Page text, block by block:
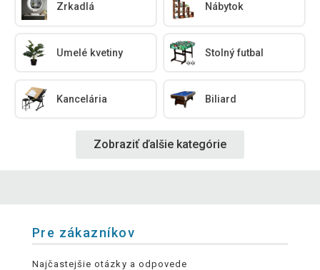
Zrkadlá Nábytok
Umelé kvetiny Stolný futbal
Kancelária Biliard
Zobraziť ďalšie kategórie
Pre zákazníkov
Najčastejšie otázky a odpovede